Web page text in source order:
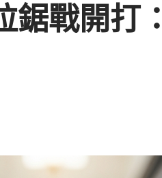
鋸戰開打